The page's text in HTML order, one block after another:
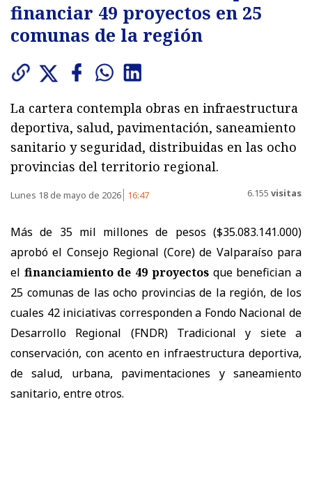
financiar 49 proyectos en 25
comunas de la región
La cartera contempla obras en infraestructura
deportiva, salud, pavimentación, saneamiento
sanitario y seguridad, distribuidas en las ocho
provincias del territorio regional.
Lunes 18 de mayo de 2026 16:47 6.155 visitas
Más de 35 mil millones de pesos ($35.083.141.000)
aprobó el Consejo Regional (Core) de Valparaíso para
el financiamiento de 49 proyectosque benefician a
25 comunas de las ocho provincias de la región, de los
cuales 42 iniciativas corresponden a Fondo Nacional de
Desarrollo Regional (FNDR) Tradicional y siete a
conservación, con acento en infraestructura deportiva,
de salud, urbana, pavimentaciones y saneamiento
sanitario, entre otros.